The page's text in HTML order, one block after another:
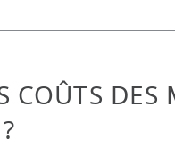
COÛTS DES